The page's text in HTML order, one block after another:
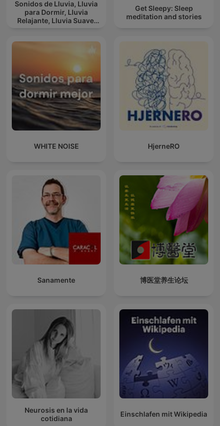
Sonidos de Lluvia, Lluvia
para Dormir, Lluvia
Relajante, Lluvia Suave,
Get Sleepy: Sleep
meditation and stories
WHITE NOISE HjerneRO
Sanamente 博医堂养生论坛
Neurosis en la vida
cotidiana
Einschlafen mit Wikipedia